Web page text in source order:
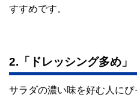
すすめです。
2.「ドレッシング多め」
サラダの濃い味を好む人にぴ